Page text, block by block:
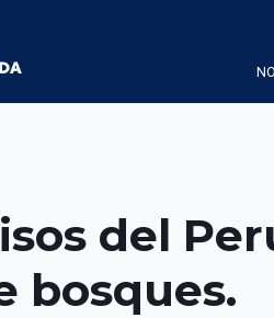
del
bosques.